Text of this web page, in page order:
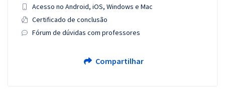
Acesso no Android, iOS, Windows e Mac
Certificado de conclusão
Fórum de dúvidas com professores
Compartilhar